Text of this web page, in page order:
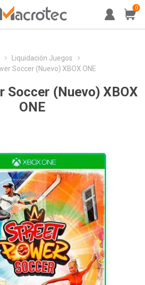
0
Liquidación Juegos
Soccer (Nuevo) XBOX ONE
Soccer (Nuevo) XBOX
ONE